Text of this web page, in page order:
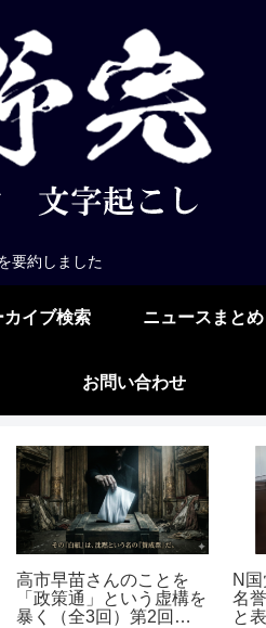
要約しました
イブ検索 ニュースまと
お問い合わせ
高市早苗さんのことを
「政策通」という虚構を
暴く（全3回）第2回：
N
名
と